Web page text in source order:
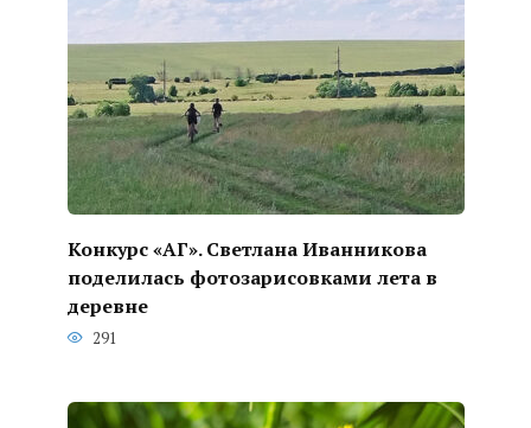
Конкурс «АГ». Светлана Иванникова
поделилась фотозарисовками лета в
деревне
291